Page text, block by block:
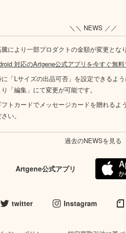
＼＼ NEWS ／／
騰により一部プロダクトの金額が変更とな
対応のArtgene公式アプリを今すぐ無料
「Lサイズの出品可否」を設定できるよ
「編集」にて変更が可能です。
トカードでメッセージカードを贈れる
い。
過去のNEWSを見る
Artgene公式アプリ
twitter Instagram